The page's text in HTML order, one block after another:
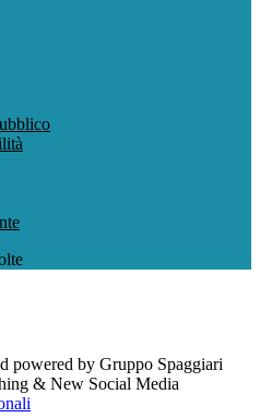
powered by Gruppo Spaggiari
& New Social Media